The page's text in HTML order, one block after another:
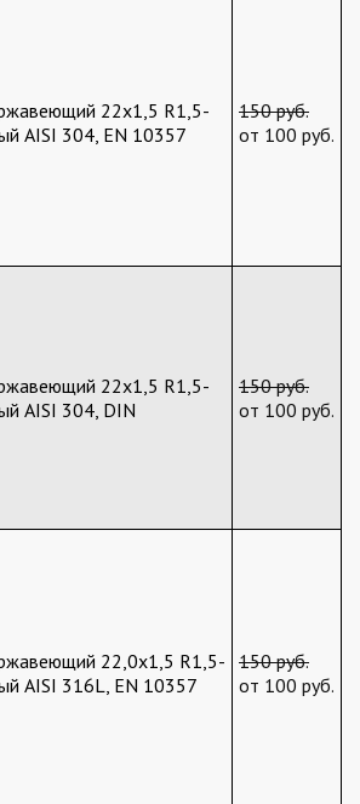
22х1,5 R1,5-
AISI 304, EN 10357
150 руб.
от 100 руб.
22х1,5 R1,5-
AISI 304, DIN
150 руб.
от 100 руб.
22,0х1,5 R1,5-
AISI 316L, EN 10357
150 руб.
от 100 руб.